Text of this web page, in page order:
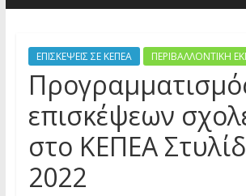
ΕΠΙΣΚΕΨΕΙΣ ΣΕ ΚΕΠΕΑ ΠΕΡΙΒΑΛΛΟΝΤΙΚΗ
επισκέψεων
στο ΚΕΠΕΑ
2022